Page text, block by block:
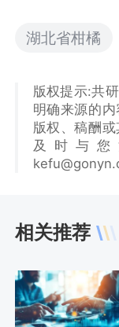
湖北省柑橘
版权提示:共
明确来源的
版权、稿酬
及时与
相关推荐